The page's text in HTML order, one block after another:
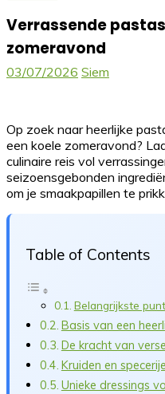
Verrassende
zomeravond
03/07/2026 Siem
Op zoek naar heerlijke
een koele zomeravond?
culinaire reis vol
seizoensgebonden
om je smaakpapillen te
Table of Contents
Belangrijkste
Basis van een
De kracht van
Kruiden en
Unieke dressings